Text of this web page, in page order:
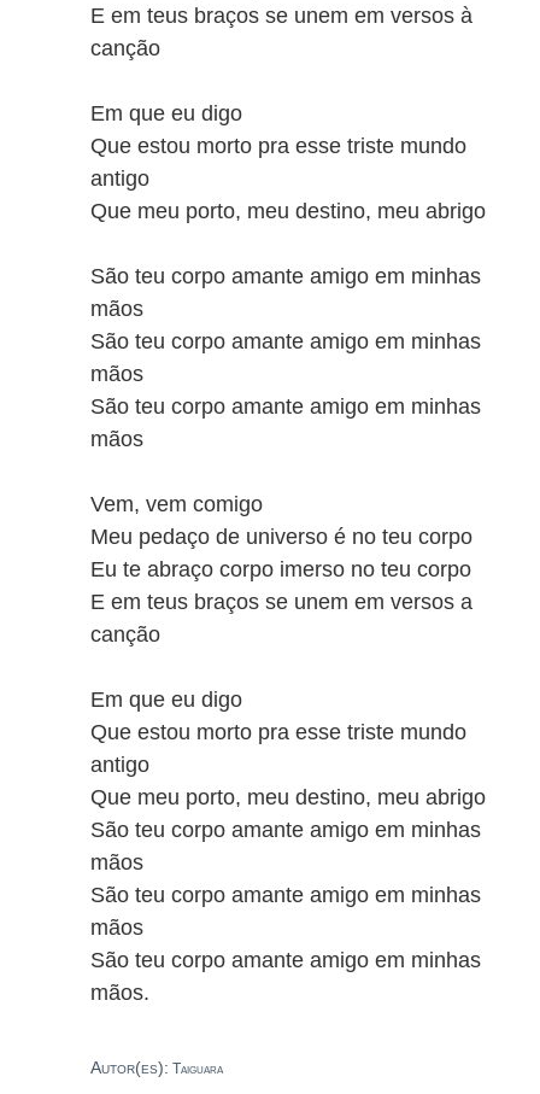
E em teus braços se unem em versos à
canção
Em que eu digo
Que estou morto pra esse triste mundo
antigo
Que meu porto, meu destino, meu abrigo
São teu corpo amante amigo em minhas
mãos
São teu corpo amante amigo em minhas
mãos
São teu corpo amante amigo em minhas
mãos
Vem, vem comigo
Meu pedaço de universo é no teu corpo
Eu te abraço corpo imerso no teu corpo
E em teus braços se unem em versos a
canção
Em que eu digo
Que estou morto pra esse triste mundo
antigo
Que meu porto, meu destino, meu abrigo
São teu corpo amante amigo em minhas
mãos
São teu corpo amante amigo em minhas
mãos
São teu corpo amante amigo em minhas
mãos.
Autor(es): Taiguara